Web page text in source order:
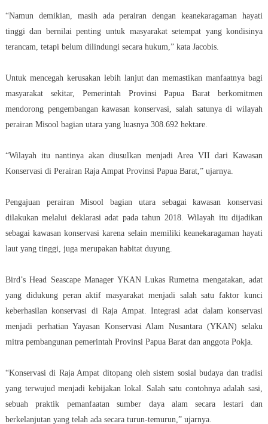
“Namun demikian, masih ada perairan dengan keanekaragaman hayati
tinggi dan bernilai penting untuk masyarakat setempat yang kondisinya
terancam, tetapi belum dilindungi secara hukum,” kata Jacobis.
Untuk mencegah kerusakan lebih lanjut dan memastikan manfaatnya bagi
masyarakat sekitar, Pemerintah Provinsi Papua Barat berkomitmen
mendorong pengembangan kawasan konservasi, salah satunya di wilayah
perairan Misool bagian utara yang luasnya 308.692 hektare.
“Wilayah itu nantinya akan diusulkan menjadi Area VII dari Kawasan
Konservasi di Perairan Raja Ampat Provinsi Papua Barat,” ujarnya.
Pengajuan perairan Misool bagian utara sebagai kawasan konservasi
dilakukan melalui deklarasi adat pada tahun 2018. Wilayah itu dijadikan
sebagai kawasan konservasi karena selain memiliki keanekaragaman hayati
laut yang tinggi, juga merupakan habitat duyung.
Bird’s Head Seascape Manager YKAN Lukas Rumetna mengatakan, adat
yang didukung peran aktif masyarakat menjadi salah satu faktor kunci
keberhasilan konservasi di Raja Ampat. Integrasi adat dalam konservasi
menjadi perhatian Yayasan Konservasi Alam Nusantara (YKAN) selaku
mitra pembangunan pemerintah Provinsi Papua Barat dan anggota Pokja.
“Konservasi di Raja Ampat ditopang oleh sistem sosial budaya dan tradisi
yang terwujud menjadi kebijakan lokal. Salah satu contohnya adalah sasi,
sebuah praktik pemanfaatan sumber daya alam secara lestari dan
berkelanjutan yang telah ada secara turun-temurun,” ujarnya.